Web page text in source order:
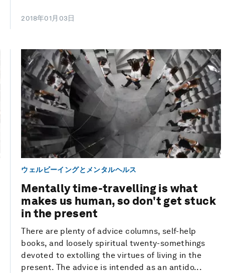
2018年01月03日
ウェルビーイングとメンタルヘルス
Mentally time-travelling is what
makes us human, so don't get stuck
in the present
There are plenty of advice columns, self-help
books, and loosely spiritual twenty-somethings
devoted to extolling the virtues of living in the
present. The advice is intended as an antido...